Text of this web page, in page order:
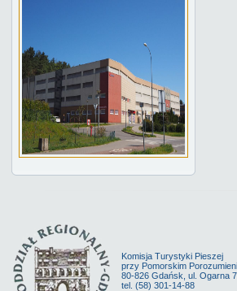
Komisja Turystyki Pieszej
przy Pomorskim
80-826 Gdańsk, ul. Ogarna
tel. (58) 301-14-88